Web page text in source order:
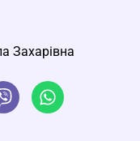
Захарівна